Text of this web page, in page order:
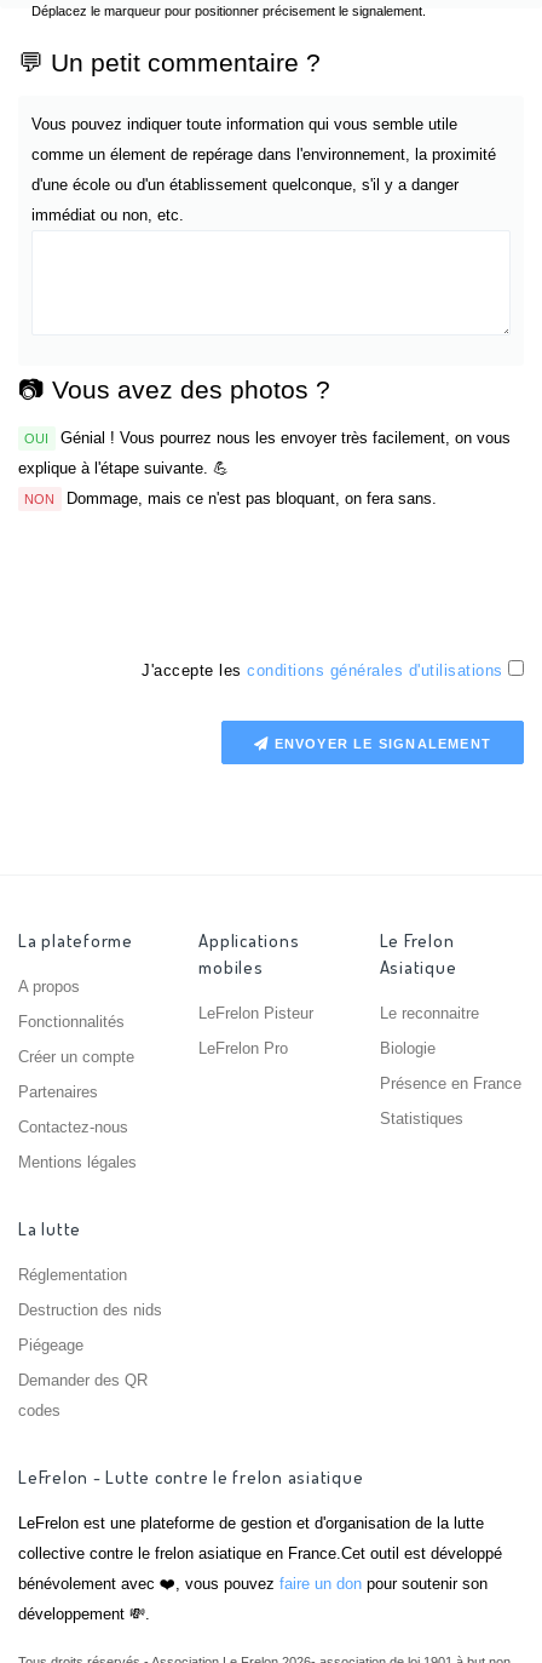
Déplacez le marqueur pour positionner précisement le signalement.
💬 Un petit commentaire ?
Vous pouvez indiquer toute information qui vous semble utile
comme un élement de repérage dans l'environnement, la proximité
d'une école ou d'un établissement quelconque, s'il y a danger
immédiat ou non, etc.
📷 Vous avez des photos ?
OUI
Génial ! Vous pourrez nous les envoyer très facilement, on vous
explique à l'étape suivante. 💪
NON Dommage, mais ce n'est pas bloquant, on fera sans.
J'accepte les conditions générales d'utilisations
ENVOYER LE SIGNALEMENT
La plateforme
A propos
Fonctionnalités
Créer un compte
Partenaires
Contactez-nous
Mentions légales
Applications
mobiles
LeFrelon Pisteur
LeFrelon Pro
Le Frelon
Asiatique
Le reconnaitre
Biologie
Présence en France
Statistiques
La lutte
Réglementation
Destruction des nids
Piégeage
Demander des QR
codes
LeFrelon - Lutte contre le frelon asiatique
LeFrelon est une plateforme de gestion et d'organisation de la lutte
collective contre le frelon asiatique en France.Cet outil est développé
bénévolement avec ❤️, vous pouvez faire un don pour soutenir son
développement 💸.